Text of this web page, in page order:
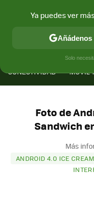
CONECTIVIDAD MÓVIL
Foto de
Sandwich
Más
ANDROID 4.0 ICE
Ya puedes ver
Solo